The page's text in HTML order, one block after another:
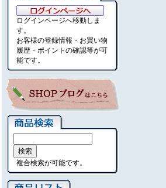
ログインページへ移動しま
す。
お客様の登録情報・お買い物
履歴・ポイントの確認等が可
能です。
複合検索が可能です。